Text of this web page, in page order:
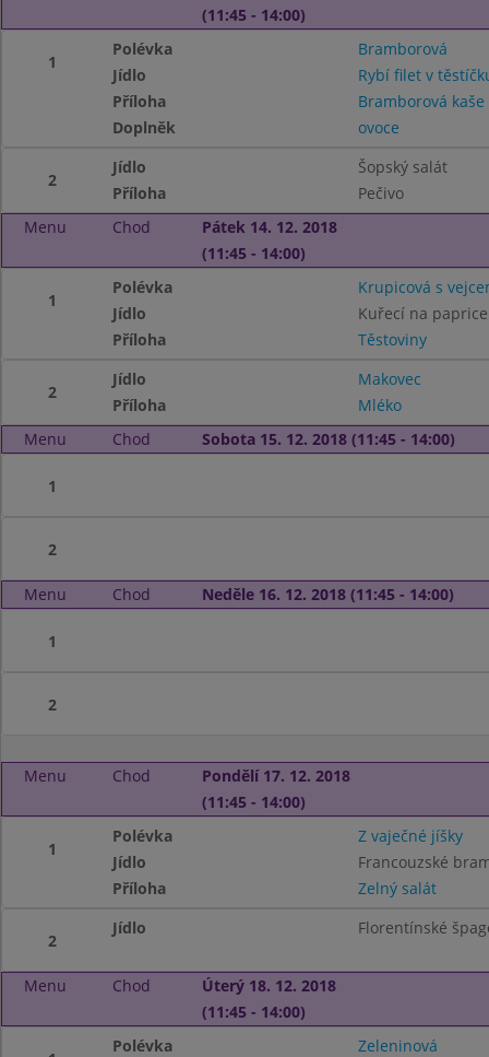
(11:45 - 14:00)
1
Polévka
Bramborová
Jídlo
Rybí filet v
Příloha
Bramborová kaše
Doplněk
ovoce
2
Jídlo
Šopský salát
Příloha
Pečivo
Menu
Chod
Pátek 14. 12. 2018
(11:45 - 14:00)
1
Polévka
Krupicová s
Jídlo
Kuřecí na paprice
Příloha
Těstoviny
2
Jídlo
Makovec
Příloha
Mléko
Menu
Chod Sobota 15. 12. 2018 (11:45 - 14:00)
1
2
Menu Chod Neděle 16. 12. 2018 (11:45 - 14:00)
1
2
Menu Chod
Pondělí 17. 12. 2018
(11:45 - 14:00)
1
Polévka
Z vaječné jíšky
Jídlo
Francouzské
Příloha
Zelný salát
2
Jídlo Florentínské
Menu Chod
Úterý 18. 12. 2018
(11:45 - 14:00)
Polévka Zeleninová